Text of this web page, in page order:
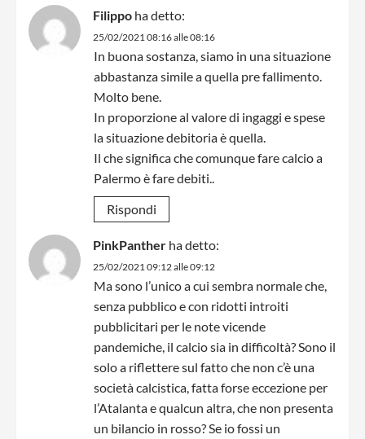
Filippo ha detto:
25/02/2021 08:16 alle 08:16
In buona sostanza, siamo in una situazione
abbastanza simile a quella pre fallimento.
Molto bene.
In proporzione al valore di ingaggi e spese
la situazione debitoria è quella.
Il che significa che comunque fare calcio a
Palermo è fare debiti..
Rispondi
PinkPanther ha detto:
25/02/2021 09:12 alle 09:12
Ma sono l’unico a cui sembra normale che,
senza pubblico e con ridotti introiti
pubblicitari per le note vicende
pandemiche, il calcio sia in difficoltà? Sono il
solo a riflettere sul fatto che non c’è una
società calcistica, fatta forse eccezione per
l’Atalanta e qualcun altra, che non presenta
un bilancio in rosso? Se io fossi un